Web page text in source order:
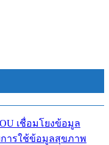
เชื่อมโยงข้อมูล
การใช้ข้อมูลสุขภาพ